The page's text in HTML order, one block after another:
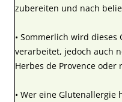
zubereiten und nach
• Sommerlich wird
verarbeitet, jedoch auch
Herbes de Provence oder
• Wer eine Glutenallergie